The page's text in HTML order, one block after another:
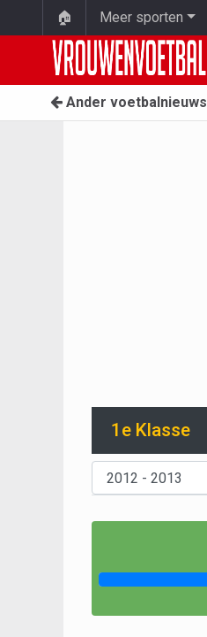
🏠 Meer sporten
Ander voetbalnieuws
1e Klasse